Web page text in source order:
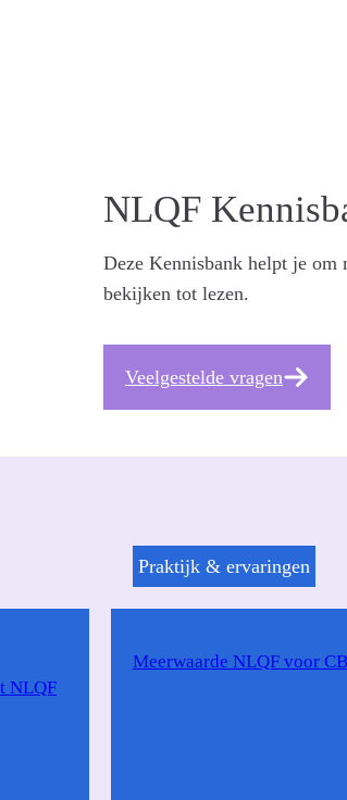
NLQF
Deze Kennisbank helpt je
bekijken tot lezen.
Veelgestelde vragen
NLQF
Praktijk & ervaringen
Meerwaarde NLQF voor